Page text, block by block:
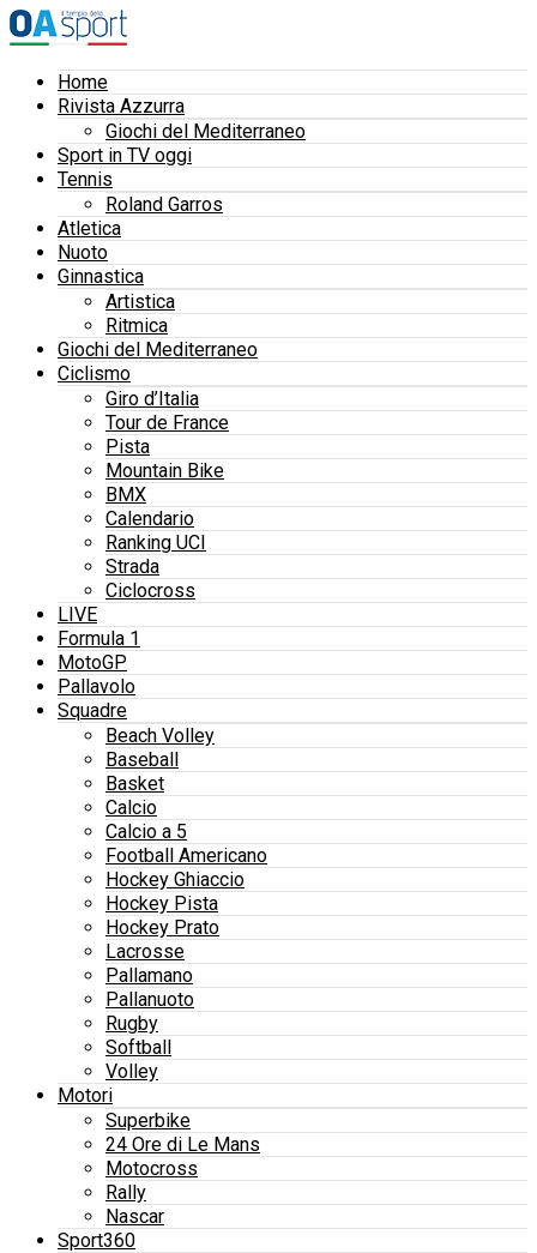
Home
Rivista Azzurra
Giochi del Mediterraneo
Sport in TV oggi
Tennis
Roland Garros
Atletica
Nuoto
Ginnastica
Artistica
Ritmica
Giochi del Mediterraneo
Ciclismo
Giro d’Italia
Tour de France
Pista
Mountain Bike
BMX
Calendario
Ranking UCI
Strada
Ciclocross
LIVE
Formula 1
MotoGP
Pallavolo
Squadre
Beach Volley
Baseball
Basket
Calcio
Calcio a 5
Football Americano
Hockey Ghiaccio
Hockey Pista
Hockey Prato
Lacrosse
Pallamano
Pallanuoto
Rugby
Softball
Volley
Motori
Superbike
24 Ore di Le Mans
Motocross
Rally
Nascar
Sport360